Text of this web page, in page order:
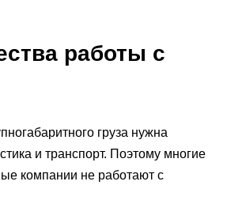
работы с
груза нужна
и транспорт. Поэтому многие
компании не работают с